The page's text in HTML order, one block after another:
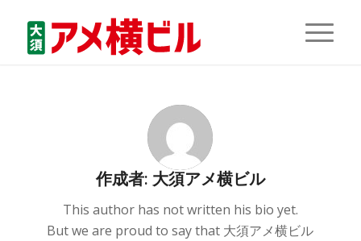
作成者: 大須アメ横ビル
This author has not written his bio yet.
But we are proud to say that 大須アメ横ビル